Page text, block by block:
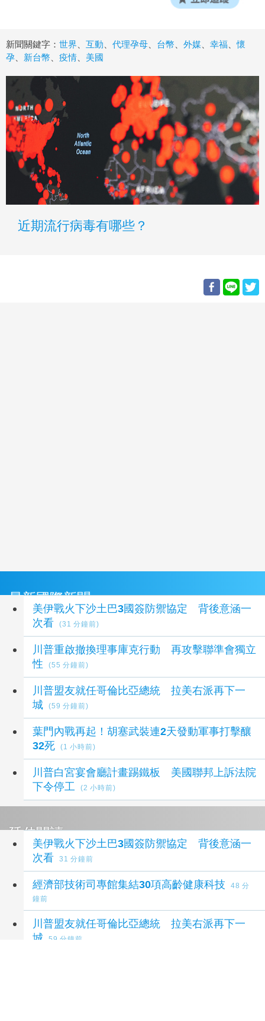
新聞關鍵字： 世界 互動 代理孕母 台幣 外媒 幸福 、懷
孕
新台幣 疫情 美國
近期流行病毒有哪些？
最新國際新聞
美伊戰火下沙土巴3國簽防禦協定 背後意涵一
次看
(31 分鐘前)
川普重啟撤換理事庫克行動 再攻擊聯準會獨立
性
(55 分鐘前)
川普盟友就任哥倫比亞總統 拉美右派再下一
城
(59 分鐘前)
葉門內戰再起！胡塞武裝連2天發動軍事打擊釀
32死
(1 小時前)
川普白宮宴會廳計畫踢鐵板 美國聯邦上訴法院
下令停工
(2 小時前)
延伸閱讀
美伊戰火下沙土巴3國簽防禦協定 背後意涵一
次看
31 分鐘前
經濟部技術司專館集結30項高齡健康科技
48 分
鐘前
川普盟友就任哥倫比亞總統 拉美右派再下一
城
59 分鐘前